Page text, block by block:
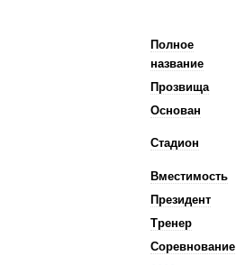
Полное
название
Прозвища
Основан
Стадион
Вместимость
Президент
Тренер
Соревнование